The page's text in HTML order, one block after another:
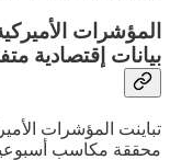
المؤشرات
بيانات إقتصادية
تباينت المؤشرات
محققة مكاسب أسبوعية